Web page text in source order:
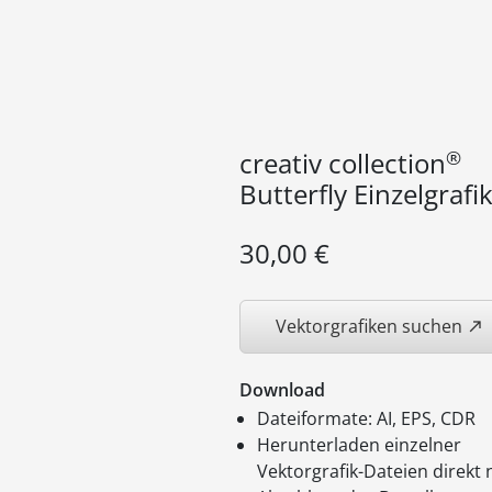
creativ collection®
Butterfly
30,00 €
Vektorgrafiken suchen
Download
Dateiformate: AI, EPS, CDR
Herunterladen einzelner
Vektorgrafik-Dateien direkt